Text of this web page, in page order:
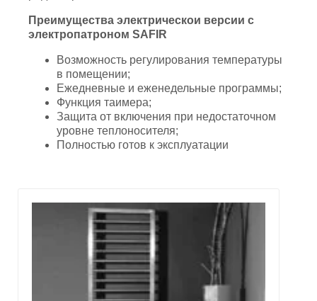
Преимущества электрическои версии c
электропатроном SAFIR
Возможность регулирования температуры
в помещении;
Ежедневные и еженедельные программы;
Функция таимера;
Защита от включения при недостаточном
уровне теплоносителя;
Полностью готов к эксплуатации